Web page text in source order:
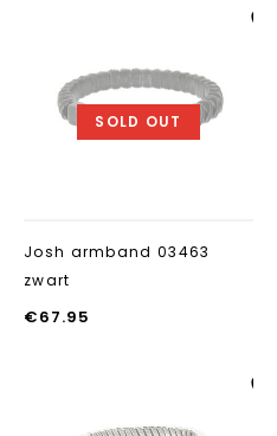
SOLD OUT
Josh armband 03463
zwart
€67.95